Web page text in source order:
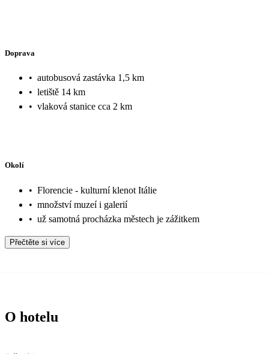
Doprava
• autobusová zastávka 1,5 km
• letiště 14 km
• vlaková stanice cca 2 km
Okolí
• Florencie - kulturní klenot Itálie
• množství muzeí i galerií
• už samotná procházka městech je zážitkem
Přečtěte si více
O hotelu